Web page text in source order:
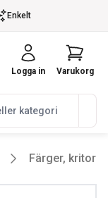
Enkelt
Logga in Varukorg
Färger, kritor